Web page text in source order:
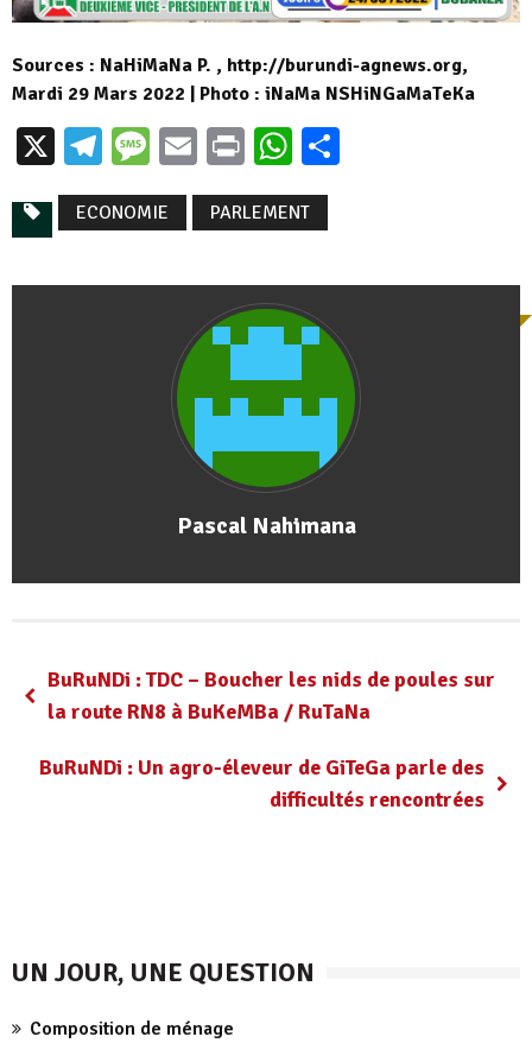
Sources : NaHiMaNa P. , http://burundi-agnews.org,
Mardi 29 Mars 2022 | Photo : iNaMa NSHiNGaMaTeKa
X Telegram
Message
EmailPrintWhatsApp
ECONOMIE PARLEMENT
Pascal Nahimana
BuRuNDi : TDC – Boucher les nids de poules sur
la route RN8 à BuKeMBa / RuTaNa
BuRuNDi : Un agro-éleveur de GiTeGa parle des
difficultés rencontrées
UN JOUR, UNE QUESTION
Composition de ménage